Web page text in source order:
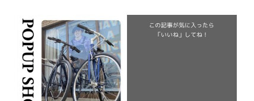
この記事が気に入ったら
「いいね」してね！